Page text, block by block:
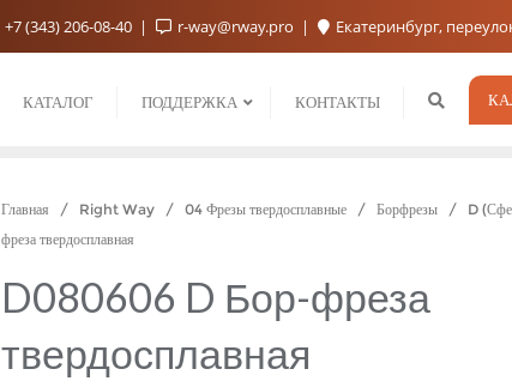
+7 (343) 206-08-40 r-way@rway.pro Екатеринбург,
КАТАЛОГ ПОДДЕРЖКА КОНТАКТЫ
Главная / Right Way / 04 Фрезы твердосплавные / Борфрезы / D
фреза твердосплавная
D080606 D Бор-фреза
твердосплавная